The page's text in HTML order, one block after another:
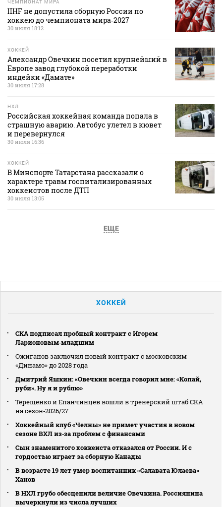
ЧЕМПИОНАТ МИРА
IIHF не допустила сборную России по
хоккею до чемпионата мира‑2027
30 июля 18:12
ХОККЕЙ
Александр Овечкин посетил крупнейший в
Европе завод глубокой переработки
индейки «Дамате»
30 июля 17:28
НХЛ
Российская хоккейная команда попала в
страшную аварию. Автобус улетел в кювет
и перевернулся
30 июля 16:36
ХОККЕЙ
В Минспорте Татарстана рассказали о
характере травм госпитализированных
хоккеистов после ДТП
30 июля 13:05
ЕЩЕ
ХОККЕЙ
СКА подписал пробный контракт с Игорем
Ларионовым‑младшим
Ожиганов заключил новый контракт с московским
«Динамо» до 2028 года
Дмитрий Яшкин: «Овечкин всегда говорил мне: «Копай,
руби». Ну я и рублю»
Терещенко и Епанчинцев вошли в тренерский штаб СКА
на сезон‑2026/27
Хоккейный клуб «Челны» не примет участия в новом
сезоне ВХЛ из‑за проблем с финансами
Сын знаменитого хоккеиста отказался от России. И с
гордостью играет за сборную Канады
В возрасте 19 лет умер воспитанник «Салавата Юлаева»
Ханов
В НХЛ грубо обесценили величие Овечкина. Россиянина
вычеркнули из числа лучших